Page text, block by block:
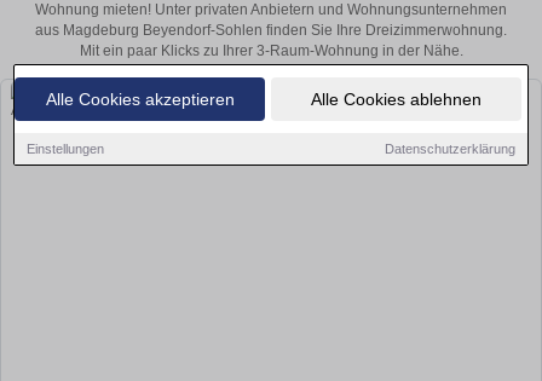
Alle Cookies akzeptieren Alle Cookies ablehnen
Einstellungen Datenschutzerklärung
Wohnung mieten! Unter privaten Anbietern und Wohnungsunternehmen
aus Magdeburg Beyendorf-Sohlen finden Sie Ihre Dreizimmerwohnung.
Mit ein paar Klicks zu Ihrer 3-Raum-Wohnung in der Nähe.